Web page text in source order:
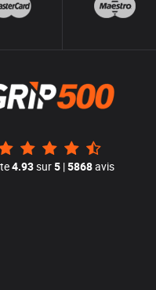
4.93sur5|5868avis